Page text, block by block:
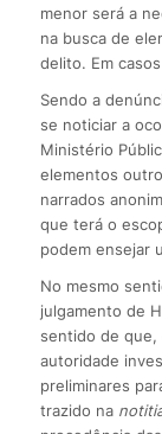
menor será a
na busca de
delito. Em
Sendo a
se noticiar a
Ministério
elementos
narrados
que terá o
podem ensejar
No mesmo
julgamento de
sentido de que,
autoridade
preliminares
trazido na